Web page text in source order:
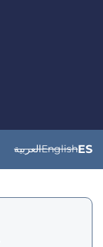
العربيةEnglishES